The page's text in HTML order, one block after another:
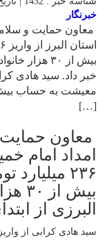
خبرنگار
معاون حمایت و
بیش از ۳۰
[…]
معاون
امداد امام
۲۳۶
بیش
البرزی از